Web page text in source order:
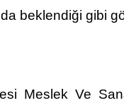
da beklendiği gibi
Meslek Ve